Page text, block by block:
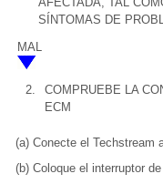
SÍNTOMAS DE
MAL
2.
COMPRUEBE LA
ECM
(a) Conecte el Techstream
(b) Coloque el interruptor